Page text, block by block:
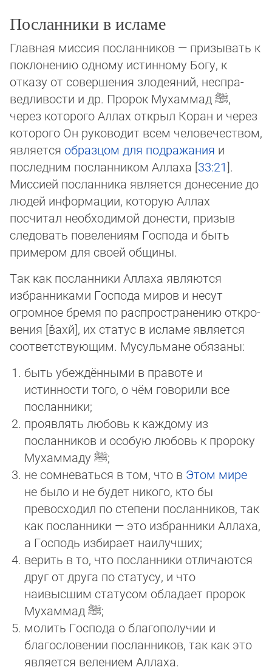
Посланники в исламе
Главная миссия посланников — призывать к
поклонению одному истинному Богу, к
отказу от совершения злодеяний, не­спра­
вед­ли­вос­ти и др. Пророк Мухаммад ﷺ,
через которого Аллах открыл Коран и через
которого Он руководит всем че­ло­ве­чеством,
является образцом для подражания и
последним посланником Аллаха [33:21].
Миссией посланника являет­ся до­несение до
людей информации, которую Аллах
посчитал необходимой донести, призыв
следовать повелениям Господа и быть
примером для своей общины.
Так как посланники Аллаха являются
избранниками Господа миров и несут
огромное бремя по распространению от­кро­
ве­ния [в̌ахй], их статус в исламе является
соответствующим. Мусульмане обязаны:
быть убеждёнными в правоте и
истинности того, о чём говорили все
посланники;
проявлять любовь к каждому из
посланников и особую любовь к пророку
Мухаммаду ﷺ;
не сомневаться в том, что в Этом мире
не было и не будет никого, кто бы
превосходил по степени посланников, так
как по­слан­ни­ки — это избранники Аллаха,
а Господь избирает наилучших;
верить в то, что посланники отличаются
друг от друга по статусу, и что
наивысшим статусом обладает пророк
Мухаммад ﷺ;
молить Господа о благополучии и
благословении посланников, так как это
является велением Аллаха.